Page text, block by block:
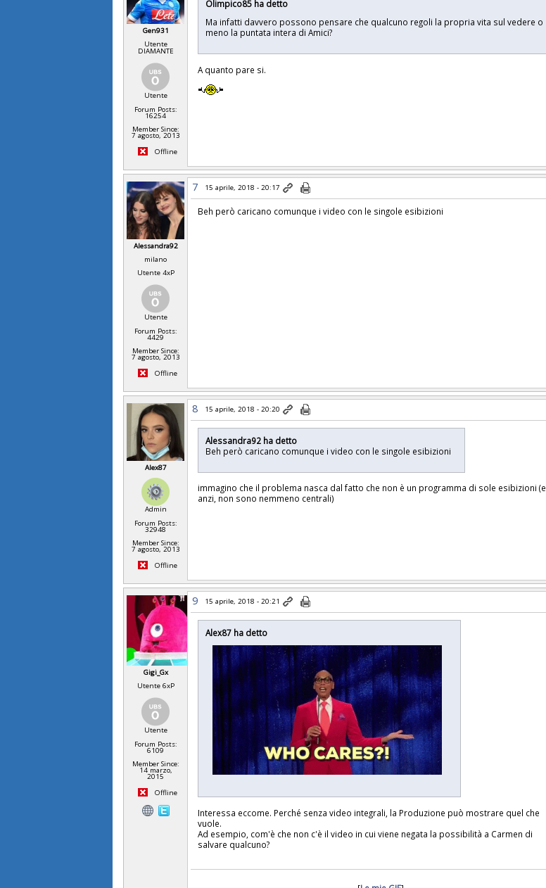
Gen931
Utente
DIAMANTE
Utente
Forum Posts:
16254
Member Since:
7 agosto, 2013
Offline
Olimpico85 ha detto
Ma infatti davvero possono pensare che qualcuno regoli la propria vita sul vedere o
meno la puntata intera di Amici?
A quanto pare si.
Alessandra92
milano
Utente 4xP
Utente
Forum Posts:
4429
Member Since:
7 agosto, 2013
Offline
7 15 aprile, 2018 - 20:17
Beh però caricano comunque i video con le singole esibizioni
Alex87
Admin
Forum Posts:
32948
Member Since:
7 agosto, 2013
Offline
8 15 aprile, 2018 - 20:20
Alessandra92 ha detto
Beh però caricano comunque i video con le singole esibizioni
immagino che il problema nasca dal fatto che non è un programma di sole esibizioni (e
anzi, non sono nemmeno centrali)
Gigi_Gx
Utente 6xP
Utente
Forum Posts:
6109
Member Since:
14 marzo,
2015
Offline
9 15 aprile, 2018 - 20:21
Alex87 ha detto
Interessa eccome. Perché senza video integrali, la Produzione può mostrare quel che
vuole.
Ad esempio, com'è che non c'è il video in cui viene negata la possibilità a Carmen di
salvare qualcuno?